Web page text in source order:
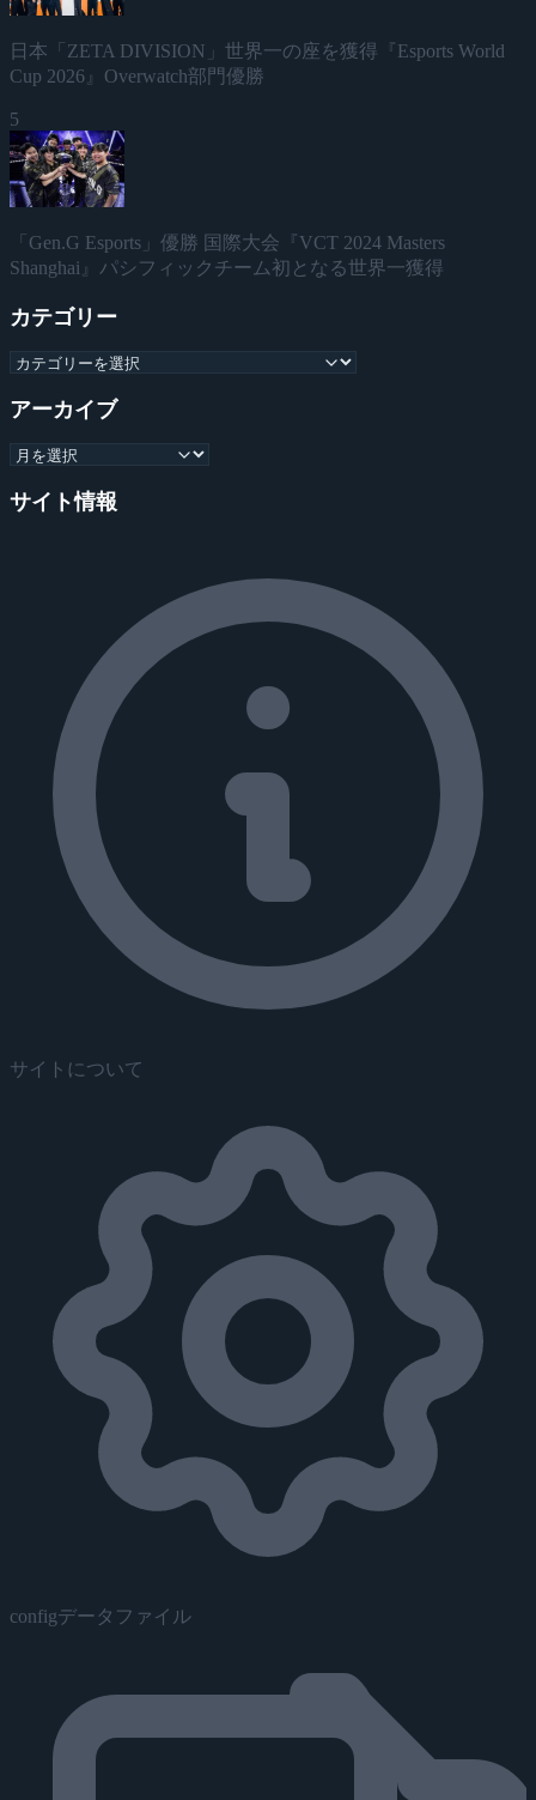
日本「ZETA DIVISION」世界一の座を獲得『Esports World
Cup 2026』Overwatch部門優勝
5
「Gen.G Esports」優勝 国際大会『VCT 2024 Masters
Shanghai』パシフィックチーム初となる世界一獲得
カテゴリー
アーカイブ
サイト情報
サイトについて
configデータファイル